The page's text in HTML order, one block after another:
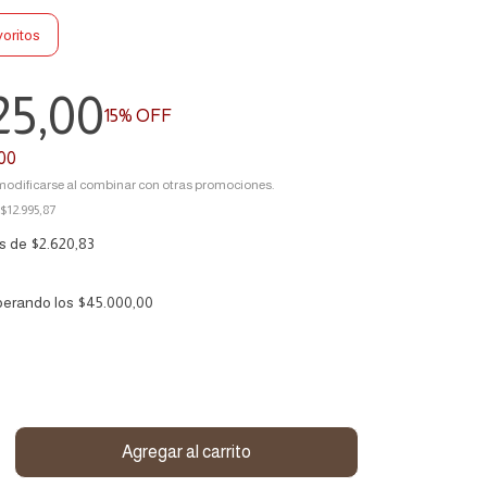
15% OFF
al combinar con otras promociones.
$12.995,87
de $2.620,83
los $45.000,00